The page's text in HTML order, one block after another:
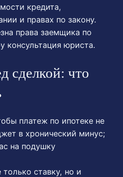
кредита,
и правах по закону.
права заемщика по
консультация юриста.
сделкой: что
платеж по ипотеке не
в хронический минус;
на подушку
только ставку, но и